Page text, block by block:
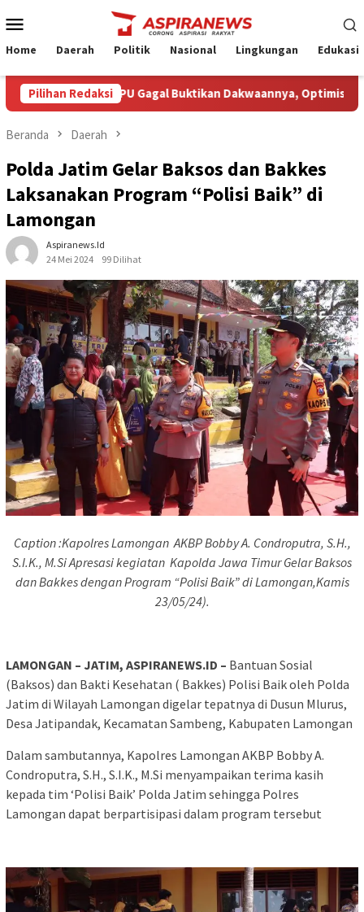
ke
Mobile
Home Daerah Politik Nasional Lingkungan Edukasi
Pilihan Redaksi
Amin Nilai JPU Gagal Buktikan Dakwaannya, Optimistis
Beranda Daerah
Polda Jatim Gelar Baksos dan Bakkes
Laksanakan Program “Polisi Baik” di
Lamongan
Aspiranews.id
24 Mei 2024
99 Dilihat
Caption :Kapolres Lamongan AKBP Bobby A. Condroputra, S.H.,
S.I.K., M.Si Apresasi kegiatan Kapolda Jawa Timur Gelar Baksos
dan Bakkes dengan Program “Polisi Baik” di Lamongan,Kamis
23/05/24).
LAMONGAN – JATIM, ASPIRANEWS.ID – Bantuan Sosial
(Baksos) dan Bakti Kesehatan ( Bakkes) Polisi Baik oleh Polda
Jatim di Wilayah Lamongan digelar tepatnya di Dusun Mlurus,
Desa Jatipandak, Kecamatan Sambeng, Kabupaten Lamongan
Dalam sambutannya, Kapolres Lamongan AKBP Bobby A.
Condroputra, S.H., S.I.K., M.Si menyampaikan terima kasih
kepada tim ‘Polisi Baik’ Polda Jatim sehingga Polres
Lamongan dapat berpartisipasi dalam program tersebut